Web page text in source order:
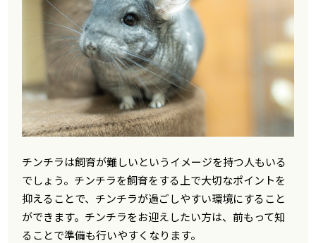
チンチラは飼育が難しいというイメージを持つ人もいる
でしょう。チンチラを飼育をする上で大切なポイントを
抑えることで、チンチラが過ごしやすい環境にすること
ができます。チンチラをお迎えしたい方は、前もって知
ることで準備も行いやすくなります。